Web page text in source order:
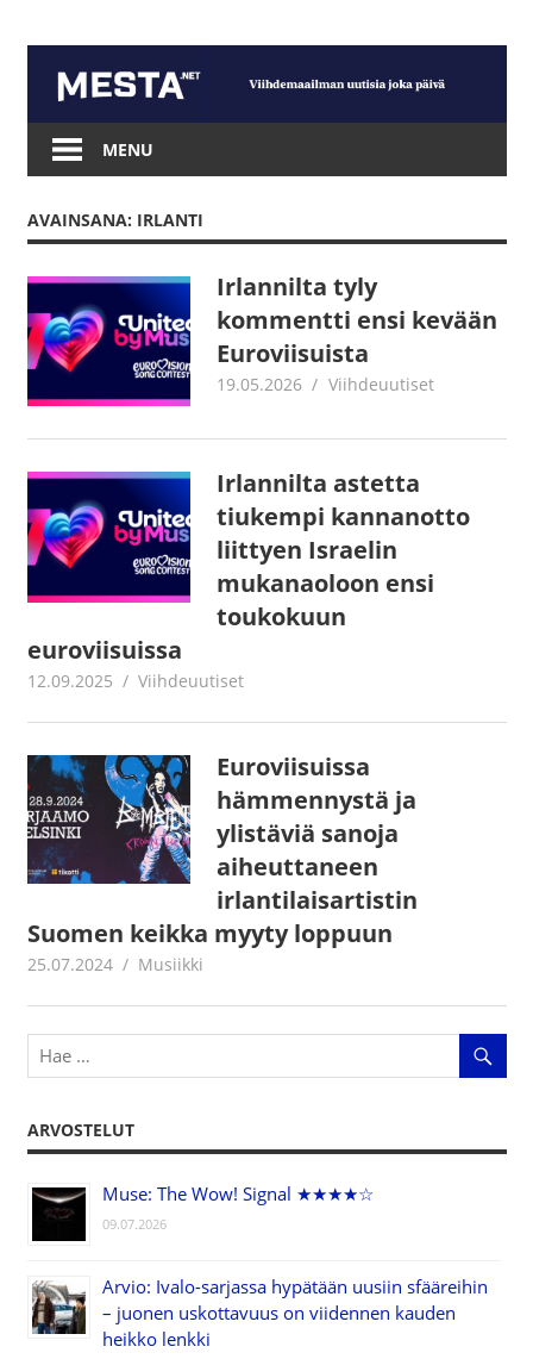
content
Mesta.net
MENU
AVAINSANA: IRLANTI
Irlannilta tyly
kommentti ensi kevään
Euroviisuista
19.05.2026 Juha Kaunisto
Viihdeuutiset
Irlannilta astetta
tiukempi kannanotto
liittyen Israelin
mukanaoloon ensi
toukokuun
euroviisuissa
12.09.2025 Juha Kaunisto
Viihdeuutiset
Euroviisuissa
hämmennystä ja
ylistäviä sanoja
aiheuttaneen
irlantilaisartistin
Suomen keikka myyty loppuun
25.07.2024 Juha Kaunisto
Musiikki
ARVOSTELUT
Muse: The Wow! Signal ★★★★☆
09.07.2026
Arvio: Ivalo-sarjassa hypätään uusiin sfääreihin
– juonen uskottavuus on viidennen kauden
heikko lenkki